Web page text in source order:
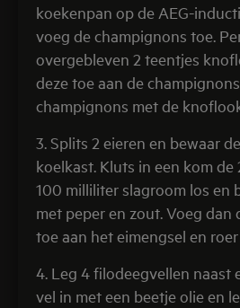
koekenpan op de AEG-
voeg de champignons toe.
overgebleven 2 teentjes
deze toe aan de
champignons met de
3. Splits 2 eieren en bewaar
koelkast. Kluts in een kom de
100 milliliter slagroom los en
met peper en zout. Voeg dan
toe aan het eimengsel en
4. Leg 4 filodeegvellen naast
vel in met een beetje olie en